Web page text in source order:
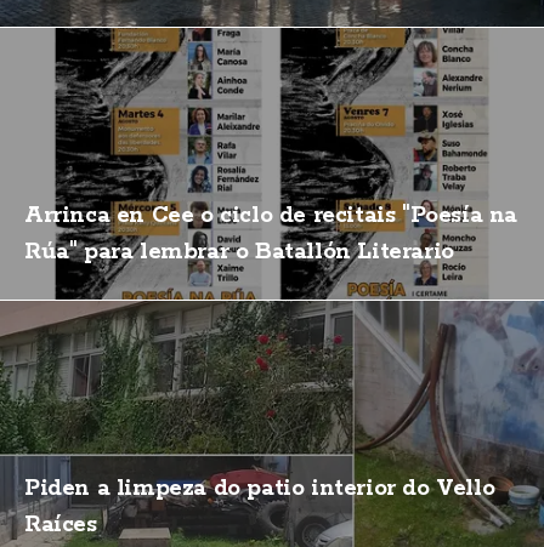
Arrinca en Cee o ciclo de recitais "Poesía na
Rúa" para lembrar o Batallón Literario
Piden a limpeza do patio interior do Vello
Raíces